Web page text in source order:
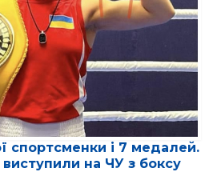
спортсменки і 7 медалей.
виступили на ЧУ з боксу